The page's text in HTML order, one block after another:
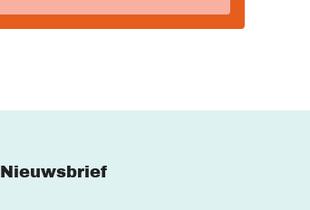
Nieuwsbrief